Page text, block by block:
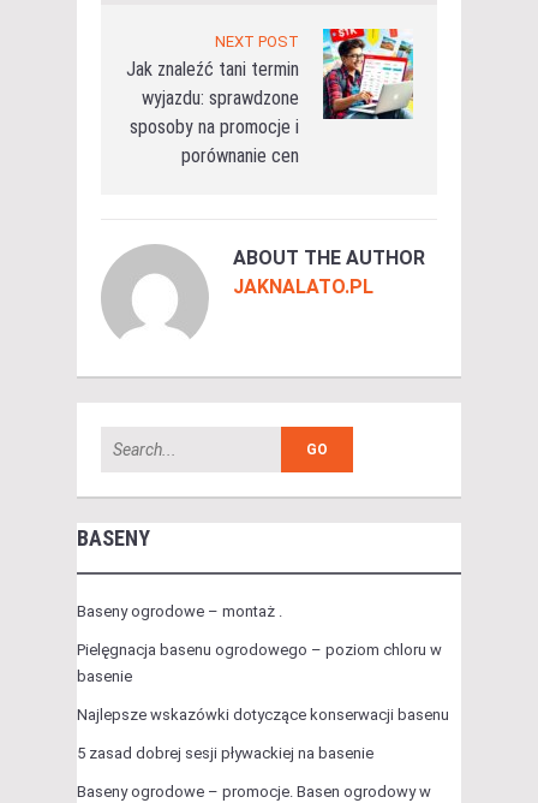
NEXT POST
Jak znaleźć tani termin
wyjazdu: sprawdzone
sposoby na promocje i
porównanie cen
ABOUT THE AUTHOR
JAKNALATO.PL
BASENY
Baseny ogrodowe – montaż .
Pielęgnacja basenu ogrodowego – poziom chloru w
basenie
Najlepsze wskazówki dotyczące konserwacji basenu
5 zasad dobrej sesji pływackiej na basenie
Baseny ogrodowe – promocje. Basen ogrodowy w